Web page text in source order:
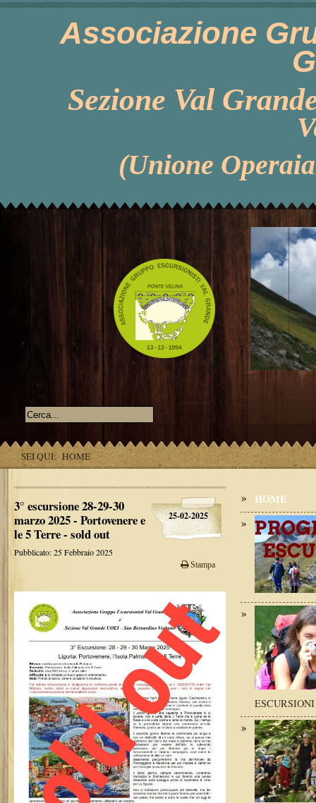
Associazione
Sezione Val
(Unione
SEI QUI: HOME
25-02-2025
3° escursione 28-29-30
marzo 2025 - Portovenere e
le 5 Terre - sold out
Pubblicato: 25 Febbraio 2025
Stampa
HOME
ESCURSIONI